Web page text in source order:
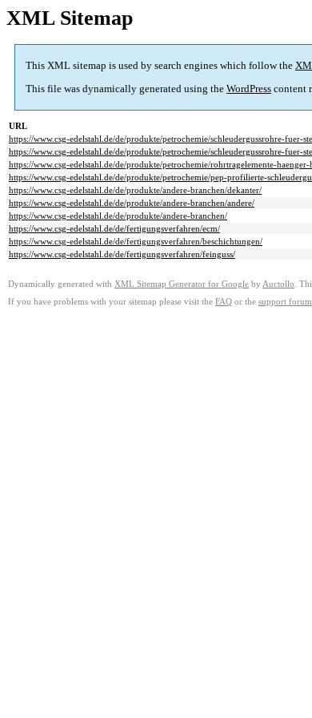
XML Sitemap
This XML sitemap is used by search engines which follow the
This file was dynamically generated using the WordPress content
URL
https://www.csg-edelstahl.de/de/produkte/petrochemie/schleudergussrohre-fuer-
https://www.csg-edelstahl.de/de/produkte/petrochemie/schleudergussrohre-fuer-
https://www.csg-edelstahl.de/de/produkte/petrochemie/rohrtragelemente-haenger-
https://www.csg-edelstahl.de/de/produkte/petrochemie/pep-profilierte-
https://www.csg-edelstahl.de/de/produkte/andere-branchen/dekanter/
https://www.csg-edelstahl.de/de/produkte/andere-branchen/andere/
https://www.csg-edelstahl.de/de/produkte/andere-branchen/
https://www.csg-edelstahl.de/de/fertigungsverfahren/ecm/
https://www.csg-edelstahl.de/de/fertigungsverfahren/beschichtungen/
https://www.csg-edelstahl.de/de/fertigungsverfahren/feinguss/
Dynamically generated with XML Sitemap Generator for Google by Auctollo .
If you have problems with your sitemap please visit the FAQ or the support forum